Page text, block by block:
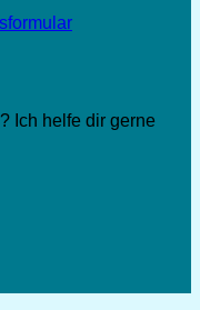
Ich helfe dir gerne